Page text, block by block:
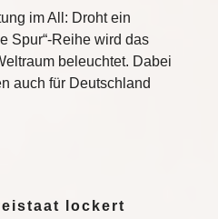
im All: Droht ein
Spur“-Reihe wird das
beleuchtet. Dabei
auch für Deutschland
lockert